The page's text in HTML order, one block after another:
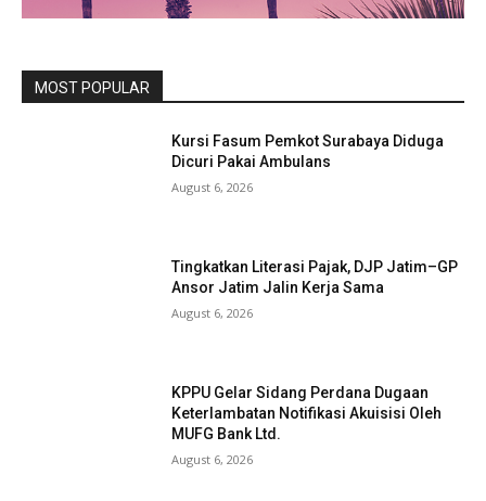
MOST POPULAR
Kursi Fasum Pemkot Surabaya Diduga
Dicuri Pakai Ambulans
August 6, 2026
Tingkatkan Literasi Pajak, DJP Jatim–GP
Ansor Jatim Jalin Kerja Sama
August 6, 2026
KPPU Gelar Sidang Perdana Dugaan
Keterlambatan Notifikasi Akuisisi Oleh
MUFG Bank Ltd.
August 6, 2026